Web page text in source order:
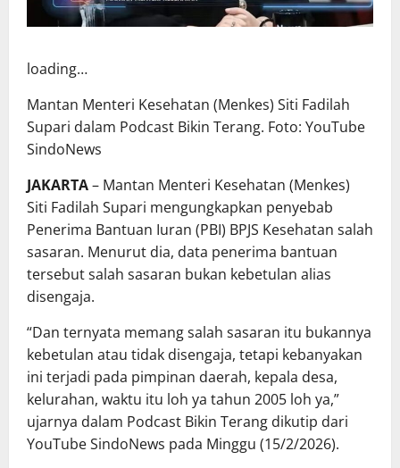
loading…
Mantan Menteri Kesehatan (Menkes) Siti Fadilah
Supari dalam Podcast Bikin Terang. Foto: YouTube
SindoNews
JAKARTA– Mantan Menteri Kesehatan (Menkes)
Siti Fadilah Supari mengungkapkan penyebab
Penerima Bantuan Iuran (PBI) BPJS Kesehatan salah
sasaran. Menurut dia, data penerima bantuan
tersebut salah sasaran bukan kebetulan alias
disengaja.
“Dan ternyata memang salah sasaran itu bukannya
kebetulan atau tidak disengaja, tetapi kebanyakan
ini terjadi pada pimpinan daerah, kepala desa,
kelurahan, waktu itu loh ya tahun 2005 loh ya,”
ujarnya dalam Podcast Bikin Terang dikutip dari
YouTube SindoNews pada Minggu (15/2/2026).